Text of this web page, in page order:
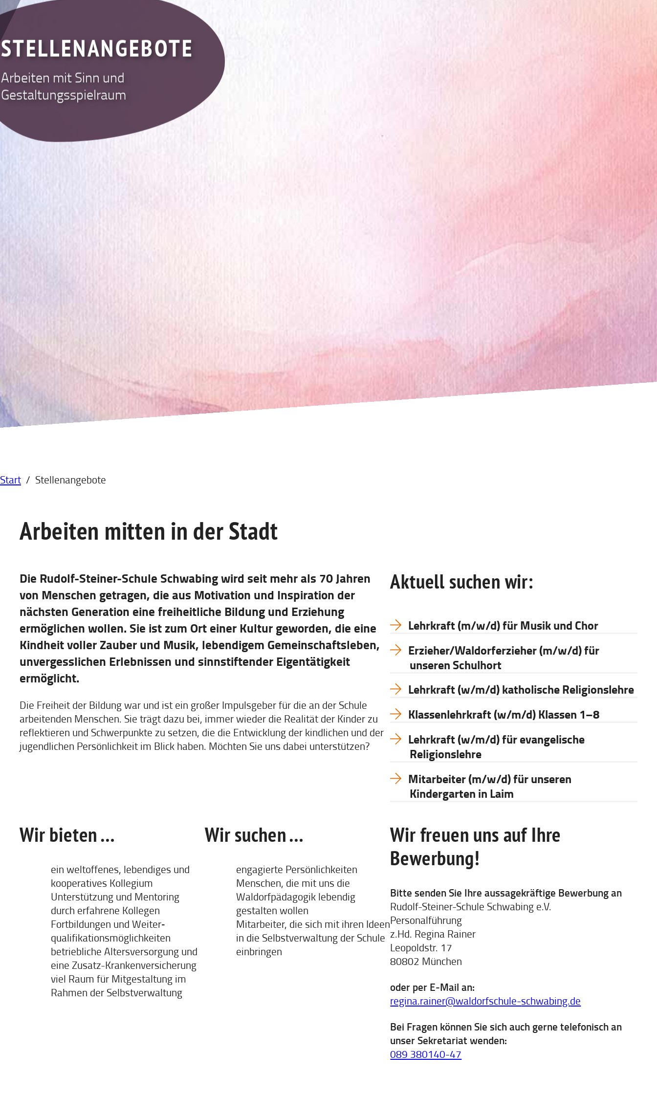
STELLENANGEBOTE
Arbeiten mit Sinn und
Gestaltungsspielraum
Start / Stellenangebote
Arbeiten mitten in der Stadt
Die Rudolf-Steiner-Schule Schwabing wird seit mehr als 70 Jahren
von Menschen getragen, die aus Motivation und Inspiration der
nächsten Generation eine freiheitliche Bildung und Erziehung
ermöglichen wollen. Sie ist zum Ort einer Kultur geworden, die eine
Kindheit voller Zauber und Musik, lebendigem Gemeinschaftsleben,
unvergesslichen Erlebnissen und sinnstiftender Eigentätigkeit
ermöglicht.
Die Freiheit der Bildung war und ist ein großer Impulsgeber für die an der Schule
arbeitenden Menschen. Sie trägt dazu bei, immer wieder die Realität der Kinder zu
reflektieren und Schwerpunkte zu setzen, die die Entwicklung der kindlichen und der
jugendlichen Persönlichkeit im Blick haben. Möchten Sie uns dabei unterstützen?
Aktuell suchen wir:
Lehrkraft (m/w/d) für Musik und Chor
Erzieher/Waldorferzieher (m/w/d) für
unseren Schulhort
Lehrkraft (w/m/d) katholische Religionslehre
Klassenlehrkraft (w/m/d) Klassen 1–8
Lehrkraft (w/m/d) für evangelische
Religionslehre
Mitarbeiter (m/w/d) für unseren
Kindergarten in Laim
Wir bieten …
ein weltoffenes, lebendiges und
kooperatives Kollegium
Unter­stützung und Mentoring
durch erfahrene Kollegen
Fortbildungen und Weiter­
qualifikations­möglichkeiten
betriebliche Alters­versorgung und
eine Zusatz-Kranken­versicherung
viel Raum für Mit­gestaltung im
Rahmen der Selbst­verwaltung
Wir suchen …
engagierte Persön­lich­keiten
Menschen, die mit uns die
Waldorf­pädagogik lebendig
gestalten wollen
Mitarbeiter, die sich mit ihren Ideen
in die Selbst­verwaltung der Schule
einbringen
Wir freuen uns auf Ihre
Bewerbung!
Bitte senden Sie Ihre aussagekräftige Bewerbung an
Rudolf-Steiner-Schule Schwabing e.V.
Personalführung
z.Hd. Regina Rainer
Leopoldstr. 17
80802 München
oder per E-Mail an:
regina.rainer@waldorfschule-schwabing.de
Bei Fragen können Sie sich auch gerne telefonisch an
unser Sekretariat wenden:
089 380140-47